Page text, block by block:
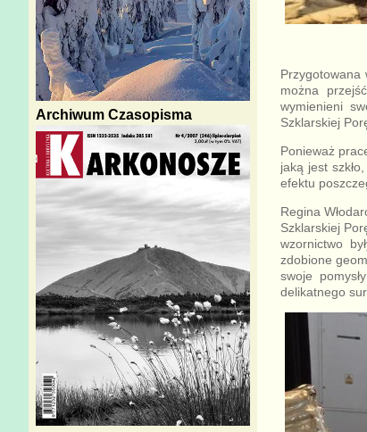
można
wymienieni
Szklarskiej
Ponieważ
jaką jest
efektu
Regina
Szklarskiej
wzornictwo
zdobione
swoje
delikatnego
Archiwum Czasopisma